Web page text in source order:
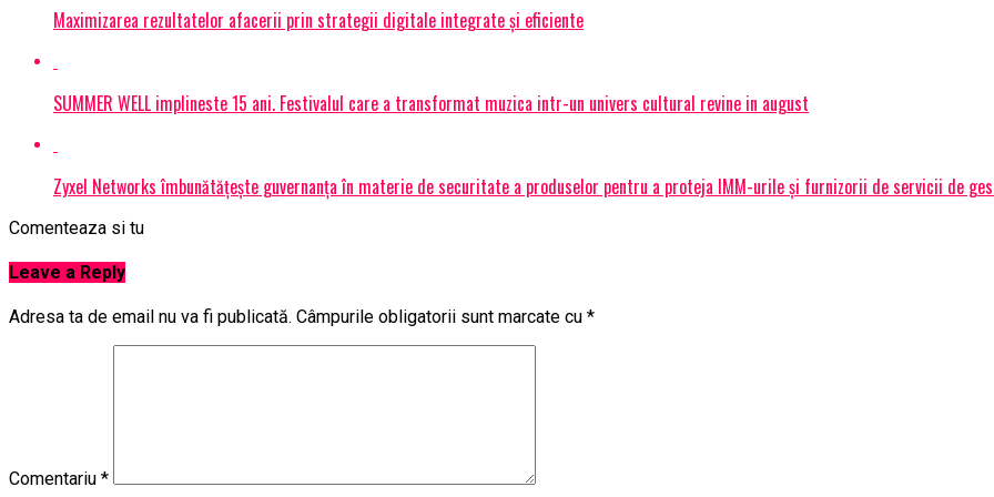
Maximizarea rezultatelor afacerii prin strategii digitale integrate și eficiente
SUMMER WELL implineste 15 ani. Festivalul care a transformat muzica intr-un univers cultural revine in august
Zyxel Networks îmbunătățește guvernanța în materie de securitate a produselor pentru a proteja IMM-urile și furnizorii de servicii de
Comenteaza si tu
Leave a Reply
Adresa ta de email nu va fi publicată. Câmpurile obligatorii sunt marcate cu *
Comentariu *